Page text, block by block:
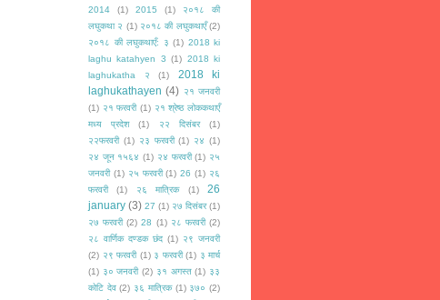
2014
(1) 2015 (1)
२०१८ की
लघुकथा २ (1) २०१८ की लघुकथाएँ (2)
२०१८ की लघुकथाएँ: ३ (1) 2018 ki
laghu katahyen 3 (1) 2018 ki
laghukatha २
(1)
2018 ki
laghukathayen (4) २१ जनवरी
(1) २१ फरवरी (1) २१ श्रेष्ठ लोककथाएँ
मध्य प्रदेश
(1) २२ दिसंबर
(1)
२२फरवरी (1) २३ फरवरी (1) २४ (1)
२४ जून १५६४ (1) २४ फरवरी (1) २५
जनवरी (1) २५ फरवरी (1) 26 (1) २६
फरवरी
(1) २६ मात्रिक (1)
26
january (3) 27 (1) २७ दिसंबर (1)
२७ फरवरी (2) 28 (1) २८ फरवरी (2)
२८ वार्णिक दण्डक छंद (1) २९ जनवरी
(2) २९ फरवरी (1) ३ फरवरी (1) ३ मार्च
(1) ३० जनवरी (2) ३१ अगस्त (1) ३३
कोटि देव (2) ३६ मात्रिक (1) ३७० (2)